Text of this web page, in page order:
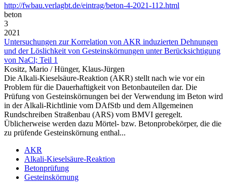
http://fwbau.verlagbt.de/eintrag/beton-4-2021-112.html
beton
3
2021
Untersuchungen zur Korrelation von AKR induzierten Dehnungen
und der Löslichkeit von Gesteinskörnungen unter Berücksichtigung
von NaCl; Teil 1
Kositz, Mario / Hünger, Klaus-Jürgen
Die Alkali-Kieselsäure-Reaktion (AKR) stellt nach wie vor ein
Problem für die Dauerhaftigkeit von Betonbauteilen dar. Die
Prüfung von Gesteinskörnungen bei der Verwendung im Beton wird
in der Alkali-Richtlinie vom DAfStb und dem Allgemeinen
Rundschreiben Straßenbau (ARS) vom BMVI geregelt.
Üblicherweise werden dazu Mörtel- bzw. Betonprobekörper, die die
zu prüfende Gesteinskörnung enthal...
AKR
Alkali-Kieselsäure-Reaktion
Betonprüfung
Gesteinskörnung